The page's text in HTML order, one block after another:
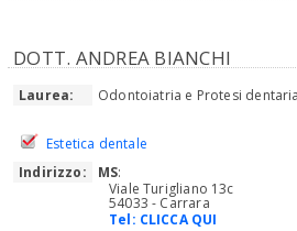
DOTT. ANDREA BIANCHI
Laurea: Odontoiatria e Protesi dentaria
Estetica dentale
Indirizzo:
MS:
Viale Turigliano 13c
54033 - Carrara
Tel: CLICCA QUI